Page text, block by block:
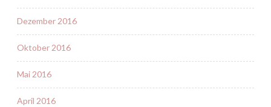
Dezember 2016
Oktober 2016
Mai 2016
April 2016